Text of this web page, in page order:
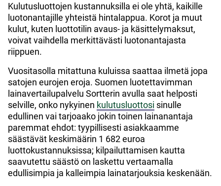
Kulutusluottojen kustannuksilla ei ole yhtä, kaikille
luotonantajille yhteistä hintalappua. Korot ja muut
kulut, kuten luottotilin avaus- ja käsittelymaksut,
voivat vaihdella merkittävästi luotonantajasta
riippuen.
Vuositasolla mitattuna kuluissa saattaa ilmetä jopa
satojen eurojen eroja. Suomen luotettavimman
lainavertailupalvelu Sortterin avulla saat helposti
selville, onko nykyinen kulutusluottosi sinulle
edullinen vai tarjoaako jokin toinen lainanantaja
paremmat ehdot: tyypillisesti asiakkaamme
säästävät keskimäärin 1 682 euroa
luottokustannuksissa; kilpailuttamisen kautta
saavutettu säästö on laskettu vertaamalla
edullisimpia ja kalleimpia lainatarjouksia keskenään.